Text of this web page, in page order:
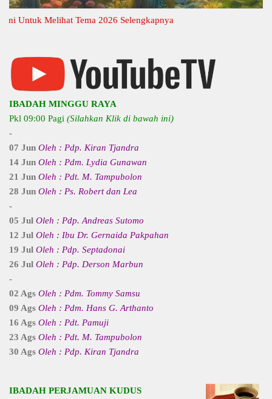
Melihat Tema 2026 Selengkapnya
IBADAH MINGGU RAYA
Pkl 09:00 Pagi (Silahkan Klik di bawah ini)
-
07 Jun Oleh : Pdp. Kiran Tjandra
14 Jun Oleh : Pdm. Lydia Gunawan
21 Jun Oleh : Pdt. M. Tampubolon
28 Jun Oleh : Ps. Robert dan Lea
-
05 Jul Oleh : Pdp. Andreas Sutomo
12 Jul Oleh : Ibu Dr. Gernaida Pakpahan
19 Jul Oleh : Pdp. Septadonai
26 Jul Oleh : Pdp. Derson Marbun
-
02 Ags Oleh : Pdm. Tommy Samsu
09 Ags Oleh : Pdm. Hans G. Arthanto
16 Ags Oleh : Pdt. Pamuji
23 Ags Oleh : Pdt. M. Tampubolon
30 Ags Oleh : Pdp. Kiran Tjandra
IBADAH PERJAMUAN KUDUS